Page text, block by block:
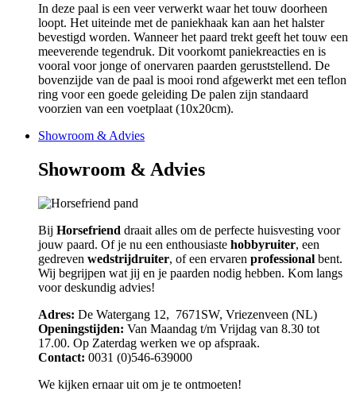
In deze paal is een veer verwerkt waar het touw doorheen
loopt. Het uiteinde met de paniekhaak kan aan het halster
bevestigd worden. Wanneer het paard trekt geeft het touw een
meeverende tegendruk. Dit voorkomt paniekreacties en is
vooral voor jonge of onervaren paarden geruststellend. De
bovenzijde van de paal is mooi rond afgewerkt met een teflon
ring voor een goede geleiding De palen zijn standaard
voorzien van een voetplaat (10x20cm).
Showroom & Advies
Showroom & Advies
Bij Horsefriend draait alles om de perfecte huisvesting voor
jouw paard. Of je nu een enthousiaste hobbyruiter, een
gedreven wedstrijdruiter, of een ervaren professional bent.
Wij begrijpen wat jij en je paarden nodig hebben. Kom langs
voor deskundig advies!
Adres: De Watergang 12, 7671SW, Vriezenveen (NL)
Openingstijden: Van Maandag t/m Vrijdag van 8.30 tot
17.00. Op Zaterdag werken we op afspraak.
Contact: 0031 (0)546-639000
We kijken ernaar uit om je te ontmoeten!